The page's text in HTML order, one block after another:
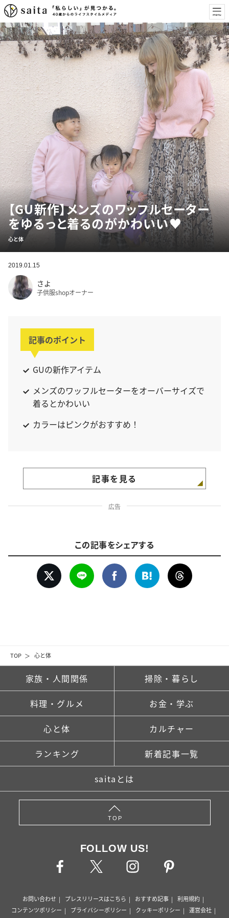
TOP 心と体
【GU新作】メンズのワッフルセーター
をゆるっと着るのがかわいい♥
心と体
2019.01.15
さよ
子供服shopオーナー
記事のポイント
GUの新作アイテム
メンズのワッフルセーターをオーバーサイズで
着るとかわいい
カラーはピンクがおすすめ！
記事を見る
広告
この記事をシェアする
家族・人間関係 掃除・暮らし
料理・グルメ お金・学ぶ
心と体 カルチャー
ランキング 新着記事一覧
saitaとは
TOP
FOLLOW US!
お問い合わせ プレスリリースはこちら おすすめ記事
利用規約
コンテンツポリシー
プライバシーポリシー クッキーポリシー
運営会社